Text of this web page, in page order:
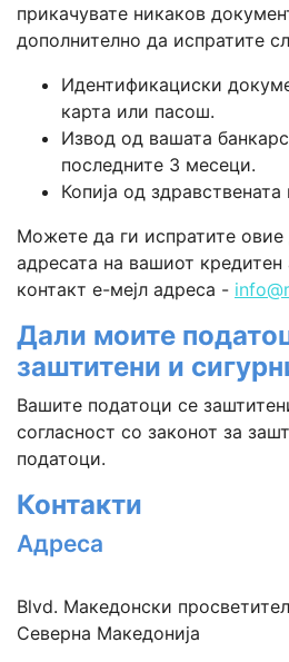
прикачувате никаков
дополнително да испратите
Идентификациски
карта или пасош.
Извод од вашата
последните 3 месеци.
Копија од здравствената
Можете да ги испратите овие
адресата на вашиот кредитен
контакт е-мејл адреса -
Дали моите
заштитени и
Вашите податоци се
согласност со законот за
податоци.
Контакти
Адреса
Blvd. Македонски
Северна Македонија